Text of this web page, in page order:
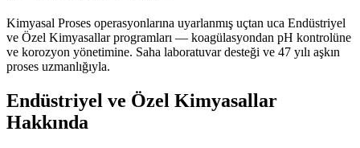
Kimyasal Proses operasyonlarına uyarlanmış uçtan uca Endüstriyel
ve Özel Kimyasallar programları — koagülasyondan pH kontrolüne
ve korozyon yönetimine. Saha laboratuvar desteği ve 47 yılı aşkın
proses uzmanlığıyla.
Endüstriyel ve Özel Kimyasallar
Hakkında